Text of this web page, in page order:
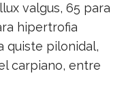
valgus, 65 para
hipertrofia
quiste pilonidal,
carpiano, entre